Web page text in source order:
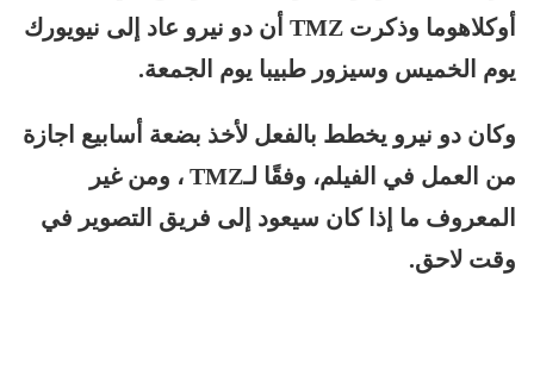
أوكلاهوما وذكرت TMZ أن دو نيرو عاد إلى نيويورك
يوم الخميس وسيزور طبيبا يوم الجمعة.
وكان دو نيرو يخطط بالفعل لأخذ بضعة أسابيع اجازة
من العمل في الفيلم، وفقًا لـTMZ ، ومن غير
المعروف ما إذا كان سيعود إلى فريق التصوير في
وقت لاحق.